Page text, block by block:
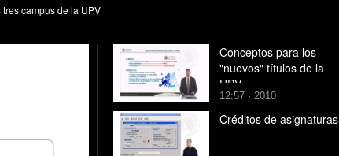
campus de la UPV
Conceptos para los
"nuevos" títulos de la
UPV
12:57 · 2010
Créditos de asignaturas